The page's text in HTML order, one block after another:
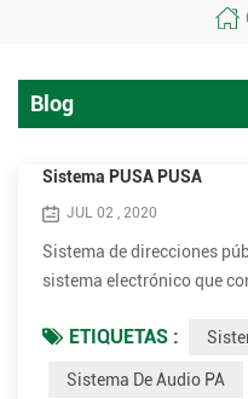
Blog
Sistema PUSA PUSA
JUL 02 , 2020
Sistema de direcciones
sistema electrónico que
volumen aparente
instrumento musical u
ETIQUETAS :
Sistema De Audio PA